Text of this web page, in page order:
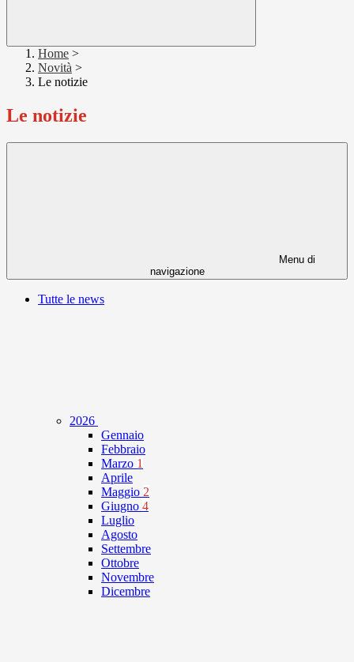
Home >
Novità >
Le notizie
Le notizie
Menu di
navigazione
Tutte le news
2026
Gennaio
Febbraio
Marzo 1
Aprile
Maggio 2
Giugno 4
Luglio
Agosto
Settembre
Ottobre
Novembre
Dicembre